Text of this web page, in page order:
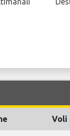
Voli